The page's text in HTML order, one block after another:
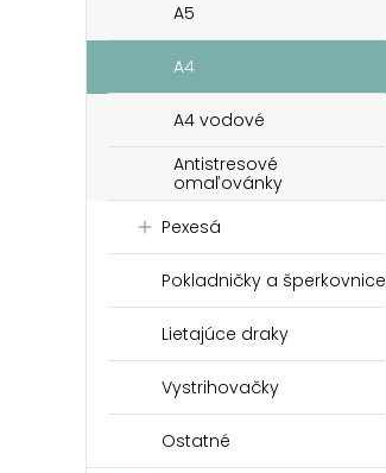
A5
A4
A4 vodové
Antistresové
omaľovánky
Pexesá
Pokladničky a šperkovnice
Lietajúce draky
Vystrihovačky
Ostatné